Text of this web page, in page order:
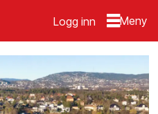
Logg inn